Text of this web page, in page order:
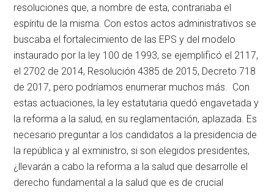
resoluciones que, a nombre de esta, contrariaba el
espíritu de la misma. Con estos actos administrativos se
buscaba el fortalecimiento de las EPS y del modelo
instaurado por la ley 100 de 1993, se ejemplificó el 2117,
el 2702 de 2014, Resolución 4385 de 2015, Decreto 718
de 2017, pero podríamos enumerar muchos más. Con
estas actuaciones, la ley estatutaria quedó engavetada y
la reforma a la salud, en su reglamentación, aplazada. Es
necesario preguntar a los candidatos a la presidencia de
la república y al exministro, si son elegidos presidentes,
¿llevarán a cabo la reforma a la salud que desarrolle el
derecho fundamental a la salud que es de crucial